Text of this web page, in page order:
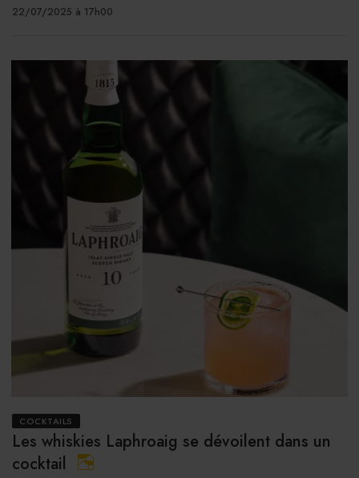
22/07/2025 à 17h00
COCKTAILS
Les whiskies Laphroaig se dévoilent dans un
cocktail